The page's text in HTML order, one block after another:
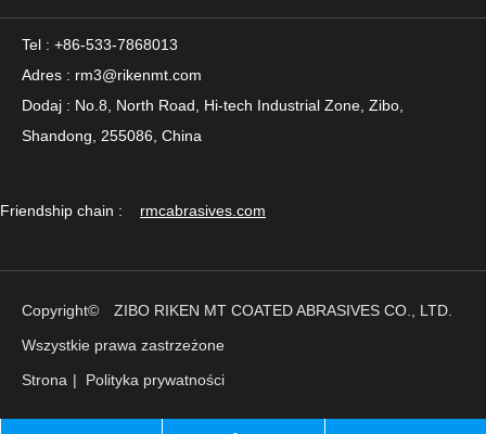
Tel : +86-533-7868013
Adres : rm3@rikenmt.com
Dodaj : No.8, North Road, Hi-tech Industrial Zone, Zibo,
Shandong, 255086, China
Friendship chain : rmcabrasives.com
Copyright©
ZIBO RIKEN MT COATED ABRASIVES CO., LTD.
Wszystkie prawa zastrzeżone
Strona | Polityka prywatności